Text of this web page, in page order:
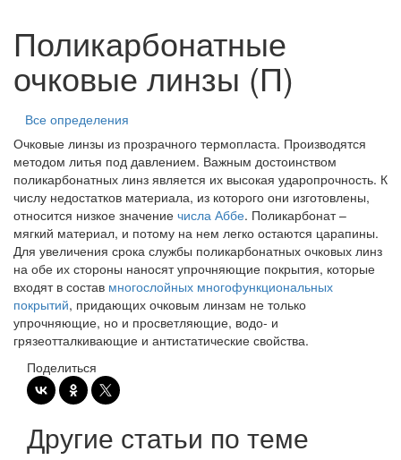
Поликарбонатные
очковые линзы (П)
Все определения
Очковые линзы из прозрачного термопласта. Производятся
методом литья под давлением. Важным достоинством
поликарбонатных линз является их высокая ударопрочность. К
числу недостатков материала, из которого они изготовлены,
относится низкое значение числа Аббе. Поликарбонат –
мягкий материал, и потому на нем легко остаются царапины.
Для увеличения срока службы поликарбонатных очковых линз
на обе их стороны наносят упрочняющие покрытия, которые
входят в состав многослойных многофункциональных
покрытий, придающих очковым линзам не только
упрочняющие, но и просветляющие, водо- и
грязеотталкивающие и антистатические свойства.
Поделиться
Другие статьи по теме